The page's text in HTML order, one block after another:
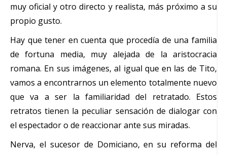
muy oficial y otro directo y realista, más próximo a su
propio gusto.
Hay que tener en cuenta que procedía de una familia
de fortuna media, muy alejada de la aristocracia
romana. En sus imágenes, al igual que en las de Tito,
vamos a encontrarnos un elemento totalmente nuevo
que va a ser la familiaridad del retratado. Estos
retratos tienen la peculiar sensación de dialogar con
el espectador o de reaccionar ante sus miradas.
Nerva, el sucesor de Domiciano, en su reforma del